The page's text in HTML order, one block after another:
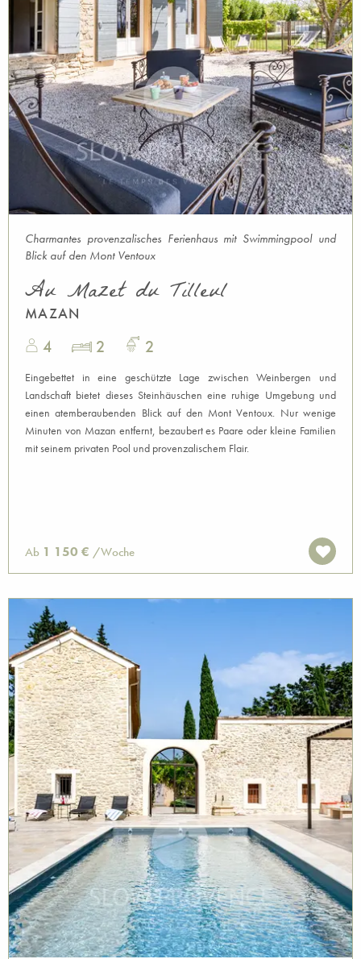
Charmantes provenzalisches Ferienhaus mit Swimmingpool und
Blick auf den Mont Ventoux
Au Mazet du Tilleul
MAZAN
4 2 2
Eingebettet in eine geschützte Lage zwischen Weinbergen und
Landschaft bietet dieses Steinhäuschen eine ruhige Umgebung und
einen atemberaubenden Blick auf den Mont Ventoux. Nur wenige
Minuten von Mazan entfernt, bezaubert es Paare oder kleine Familien
mit seinem privaten Pool und provenzalischem Flair.
Ab 1 150 € /Woche